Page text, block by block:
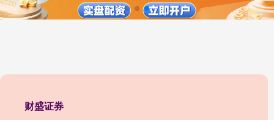
财盛证券